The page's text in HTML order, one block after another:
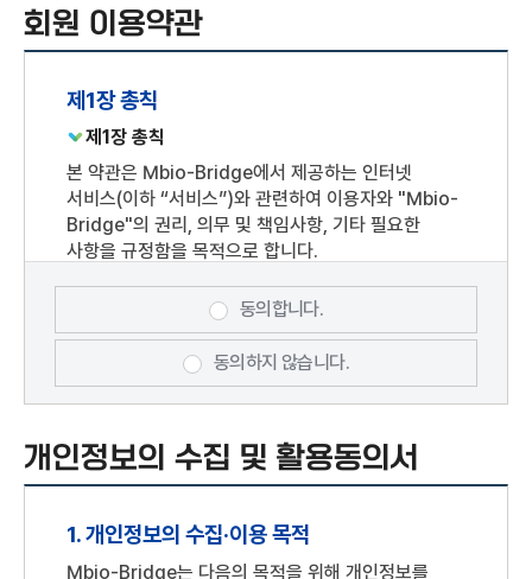
회원 이용약관
제1장 총칙
제1장 총칙
본 약관은 Mbio-Bridge에서 제공하는 인터넷
서비스(이하 “서비스”)와 관련하여 이용자와 "Mbio-
Bridge"의 권리, 의무 및 책임사항, 기타 필요한
사항을 규정함을 목적으로 합니다.
본 약관에서 정의되지 아니한 용어에 대한 해석은 관계
법령 및 서비스 별 안내에서 정하는 바에 따르며, 그
외에는 일반 관례에 따릅니다.
이용계약을 위하여 개인정보를 제공하거나 SNS 및
포털사이트의 계정을 이용해 개인정보를 제공하여
기업회원 : "Mbio-Bridge"과의 서비스
이용계약을 위하여 기업정보를 제공하여 아이디(ID)
동의합니다.
동의하지 않습니다.
개인정보의 수집 및 활용동의서
1. 개인정보의 수집·이용 목적
Mbio-Bridge는 다음의 목적을 위해 개인정보를